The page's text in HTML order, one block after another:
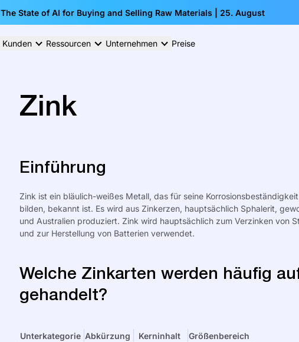
The State of AI for Buying and Selling Raw Materials | 25. August
Kunden Ressourcen Unternehmen Preise
Zink
Einführung
Zink ist ein bläulich-weißes Metall, das für seine
bilden, bekannt ist. Es wird aus Zinkerzen, hauptsächlich Sphalerit,
und Australien produziert. Zink wird hauptsächlich zum Verzinken von
und zur Herstellung von Batterien verwendet.
Welche Zinkarten werden häufig
gehandelt?
Unterkategorie Abkürzung Kerninhalt
Größenbereich